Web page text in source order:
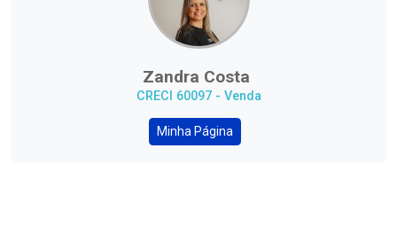
Zandra Costa
CRECI 60097 - Venda
Minha Página